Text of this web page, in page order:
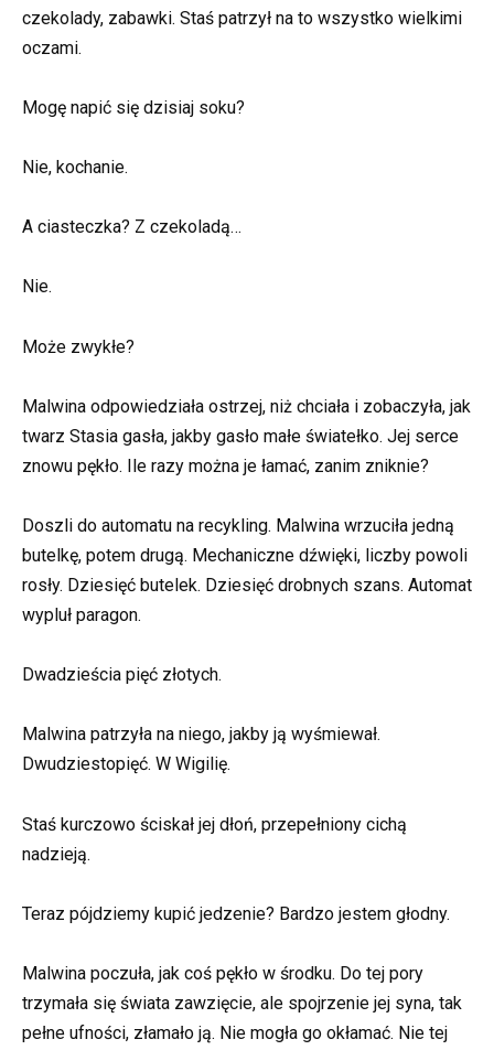
czekolady, zabawki. Staś patrzył na to wszystko wielkimi
oczami.
Mogę napić się dzisiaj soku?
Nie, kochanie.
A ciasteczka? Z czekoladą…
Nie.
Może zwykłe?
Malwina odpowiedziała ostrzej, niż chciała i zobaczyła, jak
twarz Stasia gasła, jakby gasło małe światełko. Jej serce
znowu pękło. Ile razy można je łamać, zanim zniknie?
Doszli do automatu na recykling. Malwina wrzuciła jedną
butelkę, potem drugą. Mechaniczne dźwięki, liczby powoli
rosły. Dziesięć butelek. Dziesięć drobnych szans. Automat
wypluł paragon.
Dwadzieścia pięć złotych.
Malwina patrzyła na niego, jakby ją wyśmiewał.
Dwudziestopięć. W Wigilię.
Staś kurczowo ściskał jej dłoń, przepełniony cichą
nadzieją.
Teraz pójdziemy kupić jedzenie? Bardzo jestem głodny.
Malwina poczuła, jak coś pękło w środku. Do tej pory
trzymała się świata zawzięcie, ale spojrzenie jej syna, tak
pełne ufności, złamało ją. Nie mogła go okłamać. Nie tej